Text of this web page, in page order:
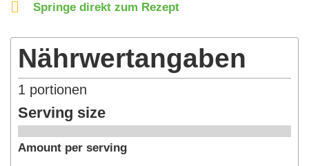
Springe direkt zum Rezept
Nährwertangaben
1 portionen
Serving size
Amount per serving